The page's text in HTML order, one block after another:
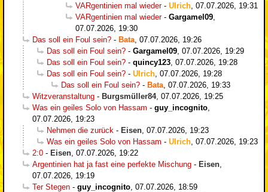
VARgentinien mal wieder- Ulrich 07.07.2026, 19:31
VARgentinien mal wieder- Gargamel09
07.07.2026, 19:30
Das soll ein Foul sein? - Bata 07.07.2026, 19:26
Das soll ein Foul sein? - Gargamel09 07.07.2026, 19:29
Das soll ein Foul sein? - quincy123 07.07.2026, 19:28
Das soll ein Foul sein? - Ulrich 07.07.2026, 19:28
Das soll ein Foul sein? - Bata 07.07.2026, 19:33
Witzveranstaltung - Burgsmüller84, 07.07.2026, 19:25
Was ein geiles Solo von Hassam - guy_incognito
07.07.2026, 19:23
Nehmen die zurück - Eisen 07.07.2026, 19:23
Was ein geiles Solo von Hassam - Ulrich 07.07.2026, 19:23
2:0 - Eisen 07.07.2026, 19:22
Argentinien hat ja fast eine perfekte Mischung - Eisen
07.07.2026, 19:19
Ter Stegen - guy_incognito 07.07.2026, 18:59